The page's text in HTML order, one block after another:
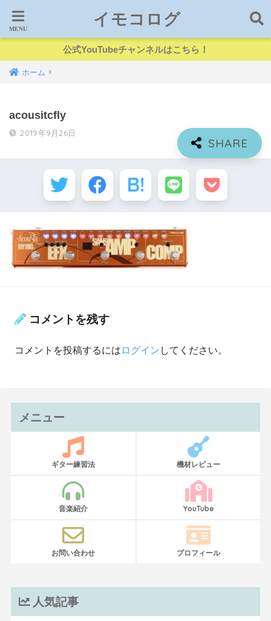
イモコログ
公式YouTubeチャンネルはこちら！
ホーム
acousitcfly
2019年9月26日
コメントを残す
コメントを投稿するには ログイン してください。
メニュー
ギター練習法 機材レビュー
音楽紹介 YouTube
お問い合わせ プロフィール
人気記事